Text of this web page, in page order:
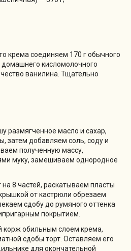
крема соединяем 170 г обычного
кисломолочного
ванилина. Тщательно
размягченное масло и сахар,
затем добавляем соль, соду и
полученную массу,
муку, замешиваем однородное
8 частей, раскатываем пласты
от кастрюли обрезаем
сдобу до румяного оттенка
покрытием.
обильным слоем крема,
сдобы торт. Оставляем его
для окончательной